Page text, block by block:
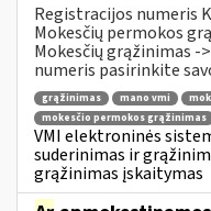
Registracijos numeris
Mokesčių permokos
Mokesčių grąžinimas -
numeris pasirinkite
grąžinimas mano vmi
mokesčio permokos grąžinimas
VMI elektroninės
suderinimas ir
grąžinimas įskaitymas